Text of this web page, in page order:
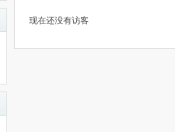
现在还没有访客